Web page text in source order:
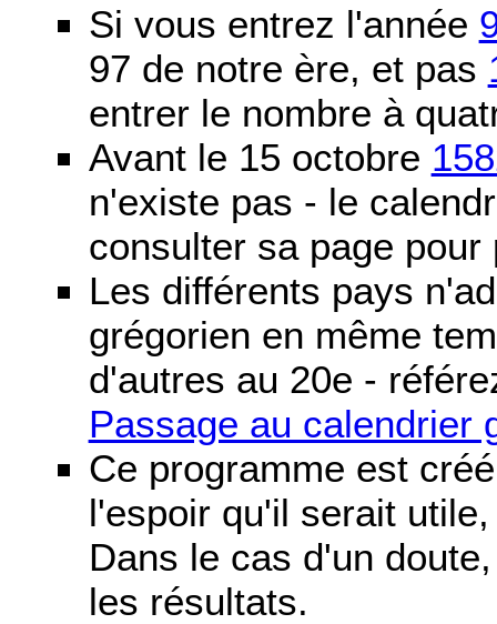
Si vous entrez l'année
97 de notre ère, et pas
entrer le nombre à
Avant le 15 octobre
n'existe pas - le
consulter sa page pour
Les différents pays
grégorien en même
d'autres au 20e -
Passage au calendrier
Ce programme est
l'espoir qu'il serait
Dans le cas d'un
les résultats.